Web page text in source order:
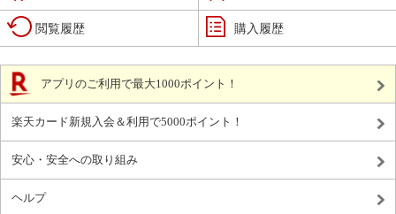
閲覧履歴 購入履歴
アプリのご利用で最大1000ポイント！
楽天カード新規入会＆利用で5000ポイント！
安心・安全への取り組み
ヘルプ